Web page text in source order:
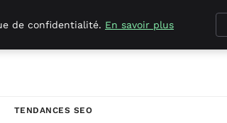
TENDANCES SEO
de confidentialité. En savoir plus